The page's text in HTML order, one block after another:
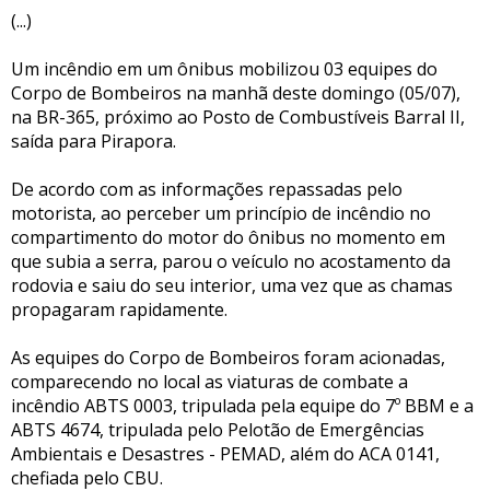
(...)
Um incêndio em um ônibus mobilizou 03 equipes do
Corpo de Bombeiros na manhã deste domingo (05/07),
na BR-365, próximo ao Posto de Combustíveis Barral II,
saída para Pirapora.
De acordo com as informações repassadas pelo
motorista, ao perceber um princípio de incêndio no
compartimento do motor do ônibus no momento em
que subia a serra, parou o veículo no acostamento da
rodovia e saiu do seu interior, uma vez que as chamas
propagaram rapidamente.
As equipes do Corpo de Bombeiros foram acionadas,
comparecendo no local as viaturas de combate a
incêndio ABTS 0003, tripulada pela equipe do 7º BBM e a
ABTS 4674, tripulada pelo Pelotão de Emergências
Ambientais e Desastres - PEMAD, além do ACA 0141,
chefiada pelo CBU.